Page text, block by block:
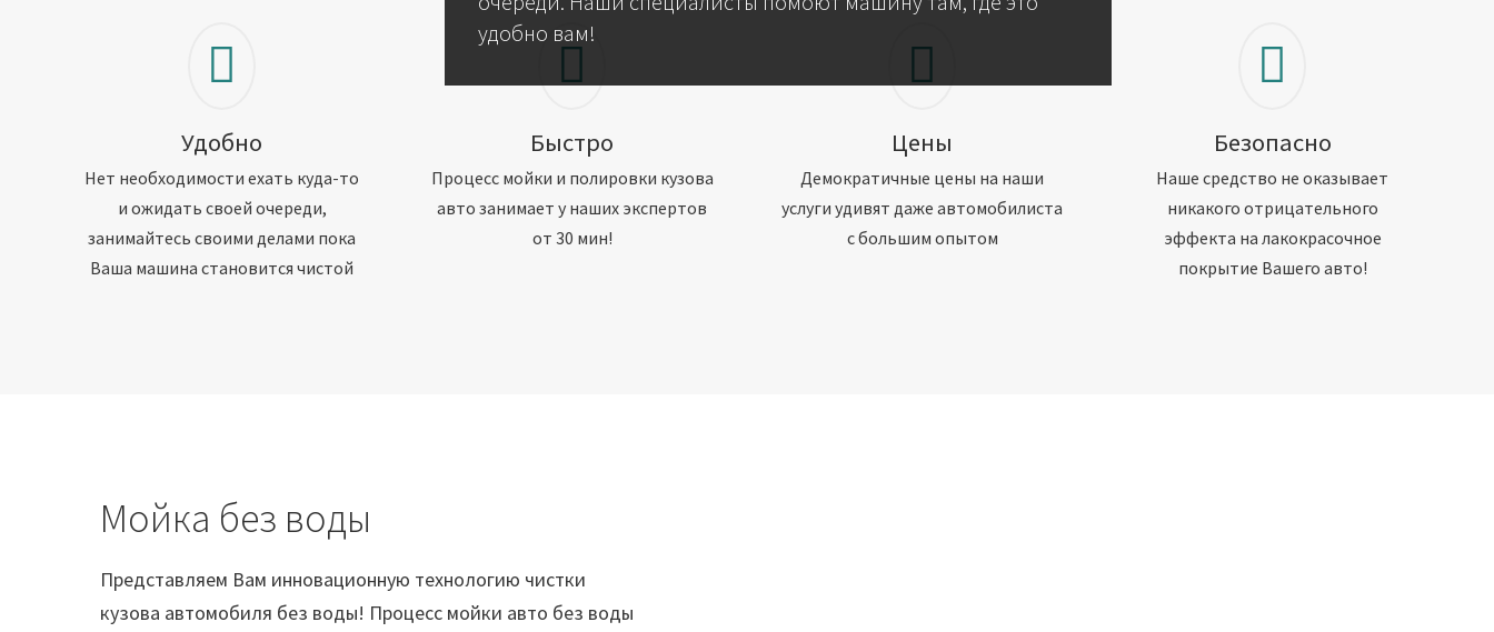
удобно вам!
Удобно
Нет необходимости ехать куда-то
и ожидать своей очереди,
занимайтесь своими делами пока
Ваша машина становится чистой
Быстро
Процесс мойки и полировки кузова
авто занимает у наших экспертов
от 30 мин!
Цены
Демократичные цены на наши
услуги удивят даже автомобилиста
с большим опытом
Безопасно
Наше средство не оказывает
никакого отрицательного
эффекта на лакокрасочное
покрытие Вашего авто!
Мойка без воды
Представляем Вам инновационную технологию чистки
кузова автомобиля без воды! Процесс мойки авто без воды